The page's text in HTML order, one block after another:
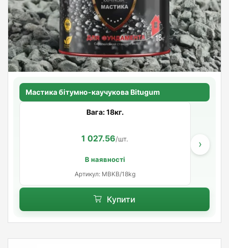
Мастика бітумно-каучукова Bitugum
Вага: 18кг.
1 027.56/шт.
В наявності
Артикул: MBKB/18kg
›
Купити